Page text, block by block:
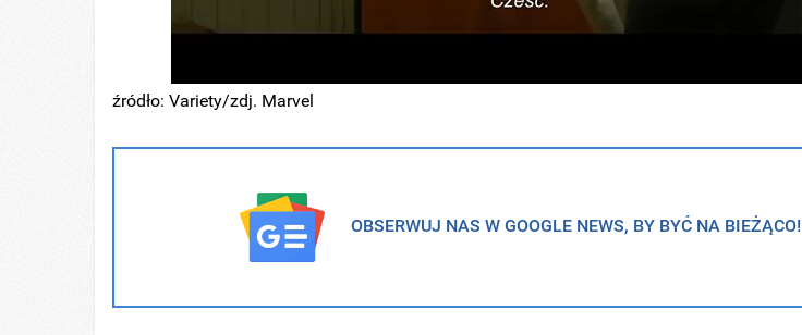
źródło: Variety/zdj. Marvel
OBSERWUJ NAS W GOOGLE NEWS, BY BYĆ NA BIEŻĄCO!